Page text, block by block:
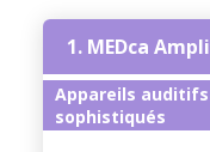
1. MEDca
Appareils
sophistiqués